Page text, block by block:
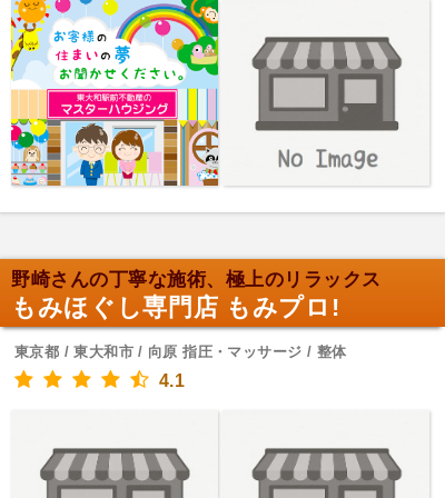
野崎さんの丁寧な施術、極上のリラックス
もみほぐし専門店 もみプロ!
東京都 / 東大和市 / 向原 指圧・マッサージ / 整体
4.1